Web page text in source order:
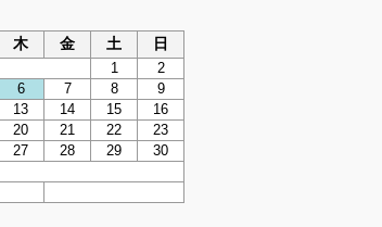
木 金 土 日
1
2
6 7 8
9
13 14 15
16
20 21 22
23
27 28 29
30